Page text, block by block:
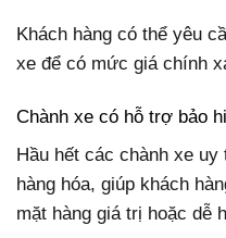
Khách hàng có thể yêu
xe để có mức giá chính
Chành xe có hỗ trợ bảo
Hầu hết các chành xe
hàng hóa, giúp khách
mặt hàng giá trị hoặc dễ